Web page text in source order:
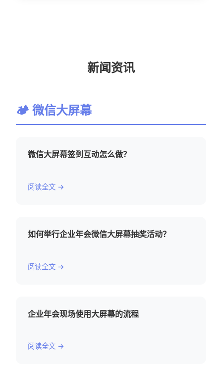
新闻资讯
🏕 微信大屏幕
微信大屏幕签到互动怎么做？
阅读全文 →
如何举行企业年会微信大屏幕抽奖活动？
阅读全文 →
企业年会现场使用大屏幕的流程
阅读全文 →